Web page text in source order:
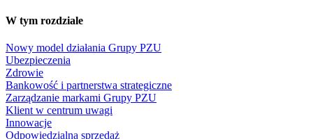
W tym rozdziale
Nowy model działania Grupy PZU
Ubezpieczenia
Zdrowie
Bankowość i partnerstwa strategiczne
Zarządzanie markami Grupy PZU
Klient w centrum uwagi
Innowacje
Odpowiedzialna sprzedaż